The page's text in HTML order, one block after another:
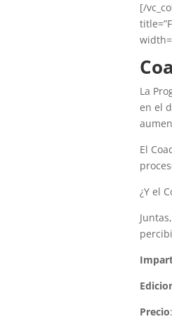
[/
La
en el
El
¿Y el
Precio